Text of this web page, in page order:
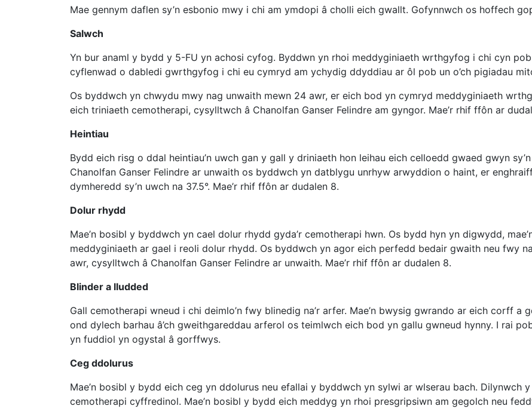
Mae gennym daflen sy’n esbonio mwy i chi am ymdopi â cholli eich gwallt. Gofynnwch os hoffech
Salwch
Yn bur anaml y bydd y 5-FU yn achosi cyfog. Byddwn yn rhoi meddyginiaeth wrthgyfog i chi cyn
cyflenwad o dabledi gwrthgyfog i chi eu cymryd am ychydig ddyddiau ar ôl pob un o’ch pigiadau
Os byddwch yn chwydu mwy nag unwaith mewn 24 awr, er eich bod yn cymryd meddyginiaeth
eich triniaeth cemotherapi, cysylltwch â Chanolfan Ganser Felindre am gyngor. Mae’r rhif ffôn ar
Heintiau
Bydd eich risg o ddal heintiau’n uwch gan y gall y driniaeth hon leihau eich celloedd gwaed gwyn
Chanolfan Ganser Felindre ar unwaith os byddwch yn datblygu unrhyw arwyddion o haint, er
dymheredd sy’n uwch na 37.5°. Mae’r rhif ffôn ar dudalen 8.
Dolur rhydd
Mae’n bosibl y byddwch yn cael dolur rhydd gyda’r cemotherapi hwn. Os bydd hyn yn digwydd,
meddyginiaeth ar gael i reoli dolur rhydd. Os byddwch yn agor eich perfedd bedair gwaith neu fwy
awr, cysylltwch â Chanolfan Ganser Felindre ar unwaith. Mae’r rhif ffôn ar dudalen 8.
Blinder a lludded
Gall cemotherapi wneud i chi deimlo’n fwy blinedig na’r arfer. Mae’n bwysig gwrando ar eich corff
ond dylech barhau â’ch gweithgareddau arferol os teimlwch eich bod yn gallu gwneud hynny. I rai
yn fuddiol yn ogystal â gorffwys.
Ceg ddolurus
Mae’n bosibl y bydd eich ceg yn ddolurus neu efallai y byddwch yn sylwi ar wlserau bach. Dilynwch
cemotherapi cyffredinol. Mae’n bosibl y bydd eich meddyg yn rhoi presgripsiwn am gegolch neu